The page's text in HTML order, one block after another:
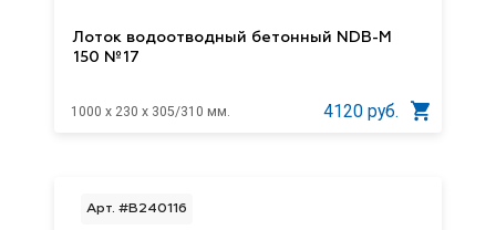
Лоток водоотводный бетонный NDB-M
150 №17
1000 x 230 x 305/310 мм. 4120 руб.
Арт. #B240116